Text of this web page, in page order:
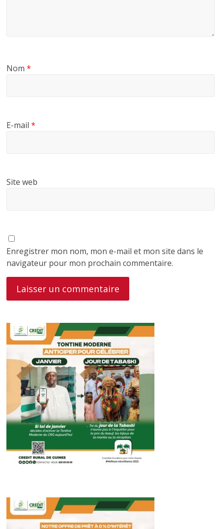
Nom*
E-mail*
Site web
Enregistrer mon nom, mon e-mail et mon site dans le
navigateur pour mon prochain commentaire.